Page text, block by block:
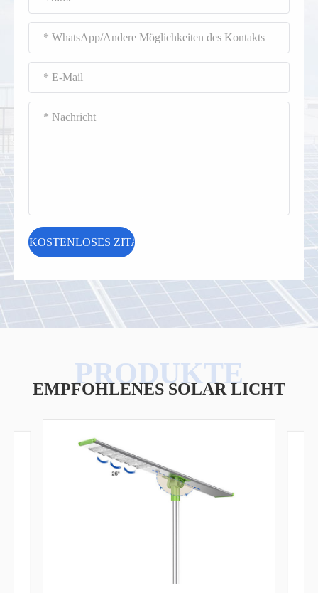
EMPFOHLENES SOLAR LICHT